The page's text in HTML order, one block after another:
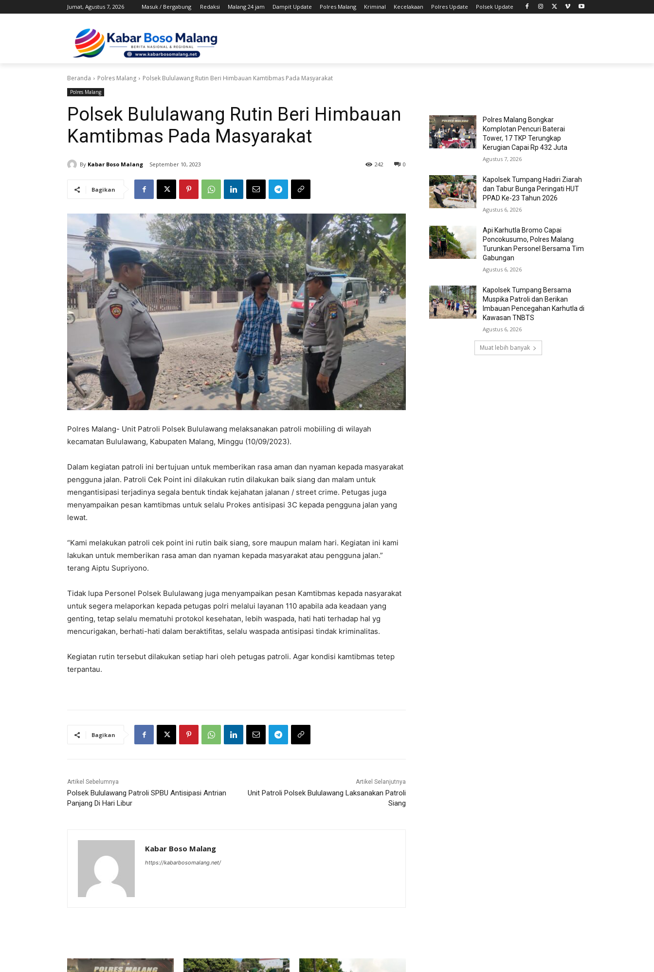
Jumat, Agustus 7, 2026 Masuk / Bergabung Redaksi Malang 24 jam Dampit Update Polres Malang Kriminal Kecelakaan Polres Update Polsek Update
Beranda Polres Malang Polsek Bululawang Rutin Beri Himbauan Kamtibmas Pada Masyarakat
Polres Malang
Polsek Bululawang Rutin Beri Himbauan
Kamtibmas Pada Masyarakat
By Kabar Boso Malang September 10, 2023 0
242
Bagikan
Polres Malang- Unit Patroli Polsek Bululawang melaksanakan patroli mobiiling di wilayah
kecamatan Bululawang, Kabupaten Malang, Minggu (10/09/2023).
Dalam kegiatan patroli ini bertujuan untuk memberikan rasa aman dan nyaman kepada masyarakat
pengguna jalan. Patroli Cek Point ini dilakukan rutin dilakukan baik siang dan malam untuk
mengantisipasi terjadinya segala bentuk tindak kejahatan jalanan / street crime. Petugas juga
menyampaikan pesan kamtibmas untuk selalu Prokes antisipasi 3C kepada pengguna jalan yang
lewat.
“Kami melakukan patroli cek point ini rutin baik siang, sore maupun malam hari. Kegiatan ini kami
lakukan untuk memberikan rasa aman dan nyaman kepada masyarakat atau pengguna jalan.”
terang Aiptu Supriyono.
Tidak lupa Personel Polsek Bululawang juga menyampaikan pesan Kamtibmas kepada nasyarakat
untuk segera melaporkan kepada petugas polri melalui layanan 110 apabila ada keadaan yang
genting, tetap selalu mematuhi protokol kesehatan, lebih waspada, hati hati terhadap hal yg
mencurigakan, berhati-hati dalam beraktifitas, selalu waspada antisipasi tindak kriminalitas.
Kegiatan rutin tersebut dilakukan setiap hari oleh petugas patroli. Agar kondisi kamtibmas tetep
terpantau.
Bagikan
Artikel Sebelumnya
Polsek Bululawang Patroli SPBU Antisipasi Antrian
Panjang Di Hari Libur
Artikel Selanjutnya
Unit Patroli Polsek Bululawang Laksanakan Patroli
Siang
Kabar Boso Malang
https://kabarbosomalang.net/
Polres Malang Bongkar
Komplotan Pencuri Baterai
Tower, 17 TKP Terungkap
Kerugian Capai Rp 432 Juta
Agustus 7, 2026
Kapolsek Tumpang Hadiri Ziarah
dan Tabur Bunga Peringati HUT
PPAD Ke-23 Tahun 2026
Agustus 6, 2026
Api Karhutla Bromo Capai
Poncokusumo, Polres Malang
Turunkan Personel Bersama Tim
Gabungan
Agustus 6, 2026
Kapolsek Tumpang Bersama
Muspika Patroli dan Berikan
Imbauan Pencegahan Karhutla di
Kawasan TNBTS
Agustus 6, 2026
Muat lebih banyak